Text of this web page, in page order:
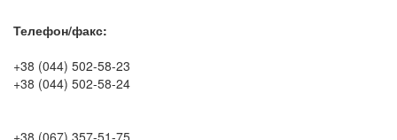
Телефон/факс:
+38 (044) 502-58-23
+38 (044) 502-58-24